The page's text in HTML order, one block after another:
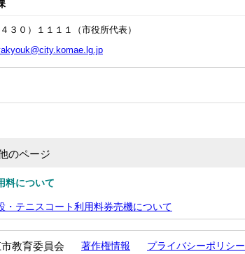
０）１１１１（市役所代表）
のページ
料について
・テニスコート利用料券売機について
教育委員会 著作権情報 プライバシーポリシー